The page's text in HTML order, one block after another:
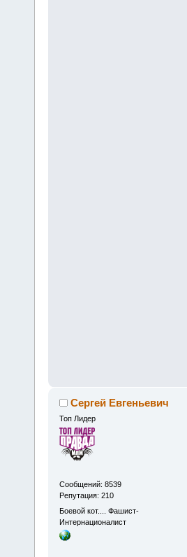
Сергей Евгеньевич
Топ Лидер
Сообщений: 8539
Репутация: 210
Боевой кот.... Фашист-
Интернационалист